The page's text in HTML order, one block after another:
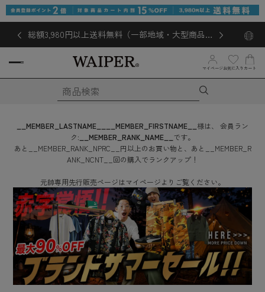
総額3,980円以上送料無料（一部地域・大型商品対
マイページ お気に入り カート
__MEMBER_LASTNAME__ __MEMBER_FIRSTNAME__ 様は、
会員ラン
ク: __MEMBER_RANK_NAME__ です。
あと
__MEMBER_RANK_NPRC__ 円以上のお買い物と、あと
__MEMBER_R
ANK_NCNT__ 回の購入でランクアップ！
元帥専用先行販売ページはマイページよりご覧ください。